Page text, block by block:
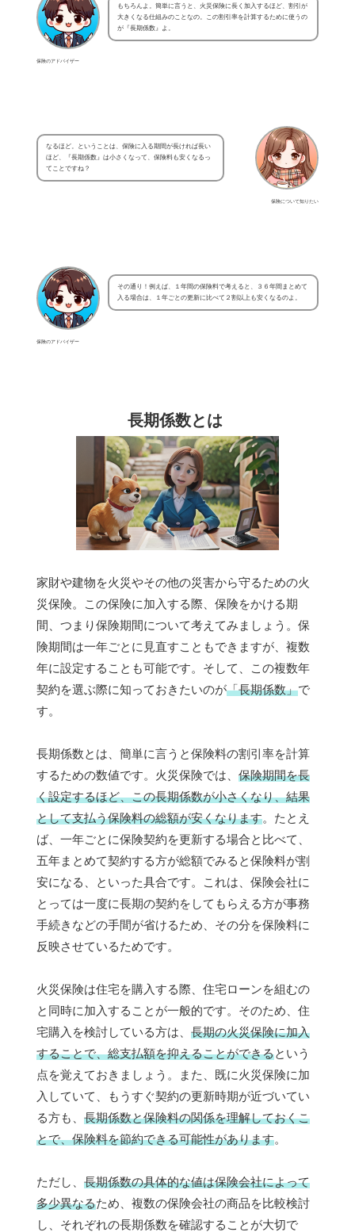
保険のアドバイザー
もちろんよ。簡単に言うと、火災保険に長く加入するほど、割引が
大きくなる仕組みのことなの。この割引率を計算するために使うの
が『長期係数』よ。
保険について知りたい
なるほど。ということは、保険に入る期間が長ければ長い
ほど、『長期係数』は小さくなって、保険料も安くなるっ
てことですね？
保険のアドバイザー
その通り！例えば、１年間の保険料で考えると、３６年間まとめて
入る場合は、１年ごとの更新に比べて２割以上も安くなるのよ。
長期係数とは
家財や建物を火災やその他の災害から守るための火
災保険。この保険に加入する際、保険をかける期
間、つまり保険期間について考えてみましょう。保
険期間は一年ごとに見直すこともできますが、複数
年に設定することも可能です。そして、この複数年
契約を選ぶ際に知っておきたいのが「長期係数」で
す。
長期係数とは、簡単に言うと保険料の割引率を計算
するための数値です。火災保険では、 保険期間を長
く設定するほど、この長期係数が小さくなり、結果
として支払う保険料の総額が安くなります。たとえ
ば、一年ごとに保険契約を更新する場合と比べて、
五年まとめて契約する方が総額でみると保険料が割
安になる、といった具合です。これは、保険会社に
とっては一度に長期の契約をしてもらえる方が事務
手続きなどの手間が省けるため、その分を保険料に
反映させているためです。
火災保険は住宅を購入する際、住宅ローンを組むの
と同時に加入することが一般的です。そのため、住
宅購入を検討している方は、 長期の火災保険に加入
することで、総支払額を抑えることができるという
点を覚えておきましょう。また、既に火災保険に加
入していて、もうすぐ契約の更新時期が近づいてい
る方も、 長期係数と保険料の関係を理解しておくこ
とで、保険料を節約できる可能性があります。
ただし、 長期係数の具体的な値は保険会社によって
多少異なるため、複数の保険会社の商品を比較検討
し、それぞれの長期係数を確認することが大切で